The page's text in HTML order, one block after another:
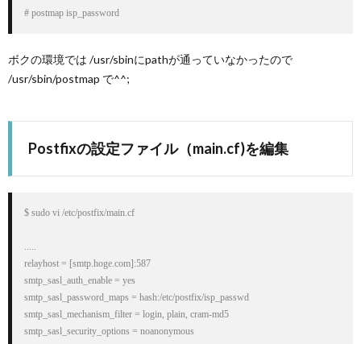
# postmap isp_password
ボクの環境では /usr/sbinにpathが通っていなかったので
/usr/sbin/postmap で^^;
Postfixの設定ファイル（main.cf)を編集
$ sudo vi /etc/postfix/main.cf
.....
relayhost = [smtp.hoge.com]:587
smtp_sasl_auth_enable = yes
smtp_sasl_password_maps = hash:/etc/postfix/isp_passwd
smtp_sasl_mechanism_filter = login, plain, cram-md5
smtp_sasl_security_options = noanonymous